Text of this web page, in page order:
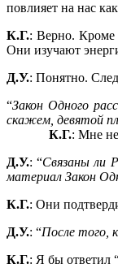
повлияет на нас
К.Г.: Верно. Кроме
Они изучают
Д.У.: Понятно.
“Закон Одного
скажем, девятой
К.Г.: Мне
Д.У.: “Связаны ли
материал Закон
К.Г.: Они
Д.У.: “После того,
К.Г.: Я бы ответил